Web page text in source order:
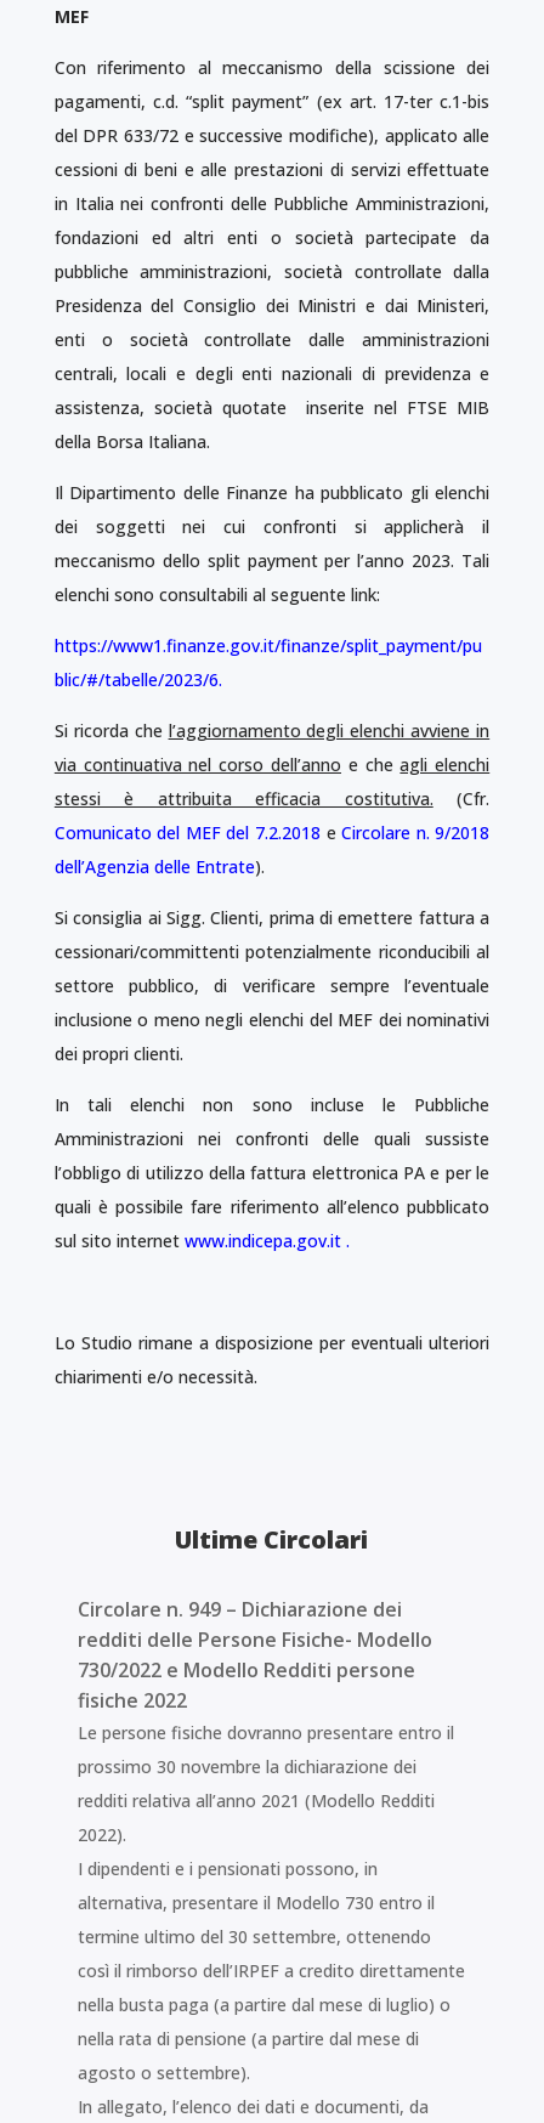
MEF
Con riferimento al meccanismo della scissione dei
pagamenti, c.d. “split payment” (ex art. 17-ter c.1-bis
del DPR 633/72 e successive modifiche), applicato alle
cessioni di beni e alle prestazioni di servizi effettuate
in Italia nei confronti delle Pubbliche Amministrazioni,
fondazioni ed altri enti o società partecipate da
pubbliche amministrazioni, società controllate dalla
Presidenza del Consiglio dei Ministri e dai Ministeri,
enti o società controllate dalle amministrazioni
centrali, locali e degli enti nazionali di previdenza e
assistenza, società quotate inserite nel FTSE MIB
della Borsa Italiana.
Il Dipartimento delle Finanze ha pubblicato gli elenchi
dei soggetti nei cui confronti si applicherà il
meccanismo dello split payment per l’anno 2023. Tali
elenchi sono consultabili al seguente link:
https://www1.finanze.gov.it/finanze/split_payment/pu
blic/#/tabelle/2023/6.
Si ricorda che l’aggiornamento degli elenchi avviene in
via continuativa nel corso dell’anno e cheagli elenchi
stessi è attribuita efficacia costitutiva. (Cfr.
Comunicato del MEF del 7.2.2018 eCircolare n. 9/2018
dell’Agenzia delle Entrate).
Si consiglia ai Sigg. Clienti, prima di emettere fattura a
cessionari/committenti potenzialmente riconducibili al
settore pubblico, di verificare sempre l’eventuale
inclusione o meno negli elenchi del MEF dei nominativi
dei propri clienti.
In tali elenchi non sono incluse le Pubbliche
Amministrazioni nei confronti delle quali sussiste
l’obbligo di utilizzo della fattura elettronica PA e per le
quali è possibile fare riferimento all’elenco pubblicato
sul sito internet www.indicepa.gov.it.
Lo Studio rimane a disposizione per eventuali ulteriori
chiarimenti e/o necessità.
Ultime Circolari
Circolare n. 949 – Dichiarazione dei
redditi delle Persone Fisiche- Modello
730/2022 e Modello Redditi persone
fisiche 2022
Le persone fisiche dovranno presentare entro il
prossimo 30 novembre la dichiarazione dei
redditi relativa all’anno 2021 (Modello Redditi
2022).
I dipendenti e i pensionati possono, in
alternativa, presentare il Modello 730 entro il
termine ultimo del 30 settembre, ottenendo
così il rimborso dell’IRPEF a credito direttamente
nella busta paga (a partire dal mese di luglio) o
nella rata di pensione (a partire dal mese di
agosto o settembre).
In allegato, l’elenco dei dati e documenti, da